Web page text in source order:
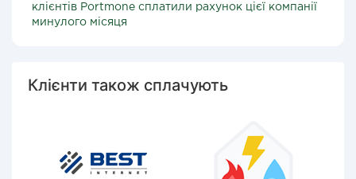
клієнтів Portmone сплатили рахунок цієї компанії
минулого місяця
Клієнти також сплачують